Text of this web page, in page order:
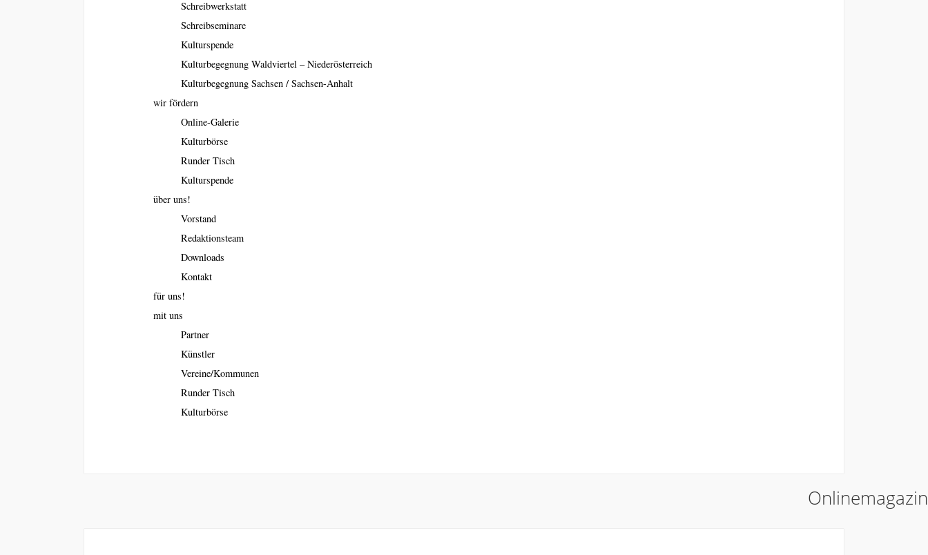
Schreibwerkstatt
Schreibseminare
Kulturspende
Kulturbegegnung Waldviertel – Niederösterreich
Kulturbegegnung Sachsen / Sachsen-Anhalt
wir fördern
Online-Galerie
Kulturbörse
Runder Tisch
Kulturspende
über uns!
Vorstand
Redaktionsteam
Downloads
Kontakt
für uns!
mit uns
Partner
Künstler
Vereine/Kommunen
Runder Tisch
Kulturbörse
Onlinemagazin